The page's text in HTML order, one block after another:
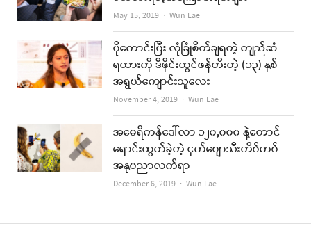
May 15, 2019 Author
Wun Lae
ပိုကောင်းပြီး လုံခြုံစိတ်ချရတဲ့ ကျည်ဆံ
ရထားကို ဒီဇိုင်းထွင်ဖန်တီးတဲ့ (၁၃) နှစ်
အရွယ်ကျောင်းသူလေး
November 4, 2019 Author
Wun Lae
အမေရိကန်ဒေါ်လာ ၁၂၀,၀၀၀ နဲ့တောင်
ရောင်းထွက်ခဲ့တဲ့ ငှက်ပျောသီးတိပ်ကပ်
အနုပညာလက်ရာ
December 6, 2019 Author
Wun Lae